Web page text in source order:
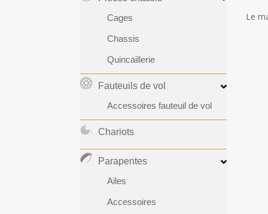
Cages
Chassis
Quincaillerie
Fauteuils de vol
Accessoires fauteuil de vol
Chariots
Parapentes
Ailes
Accessoires
Le